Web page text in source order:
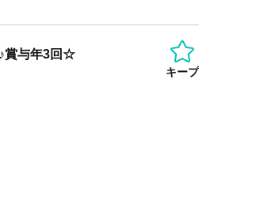
賞与年3回☆
キープ